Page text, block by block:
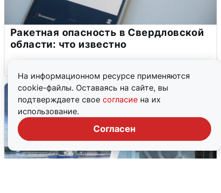
На информационном ресурсе применяются
cookie-файлы. Оставаясь на сайте, вы
подтверждаете свое согласие на их
использование.
Согласен
Ракетная опасность в Свердловской
области: что известно